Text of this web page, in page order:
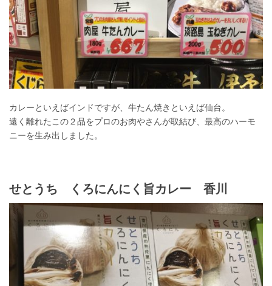
カレーといえばインドですが、牛たん焼きといえば仙台。
遠く離れたこの２品をプロのお肉やさんが取結び、最高のハーモ
ニーを生み出しました。
せとうち くろにんにく旨カレー 香川